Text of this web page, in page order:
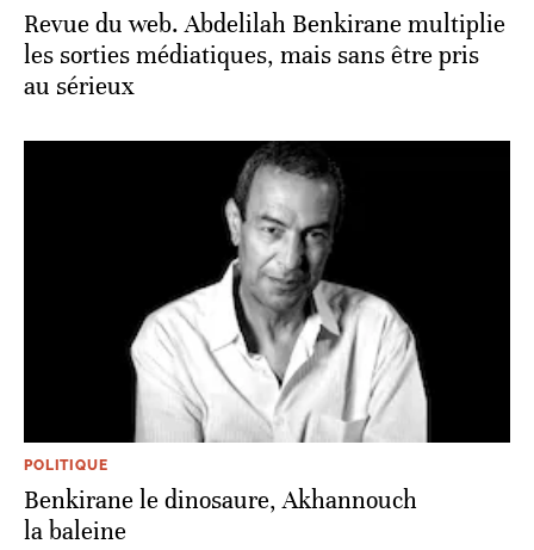
Revue du web. Abdelilah Benkirane multiplie
les sorties médiatiques, mais sans être pris
au sérieux
POLITIQUE
Benkirane le dinosaure, Akhannouch
la baleine